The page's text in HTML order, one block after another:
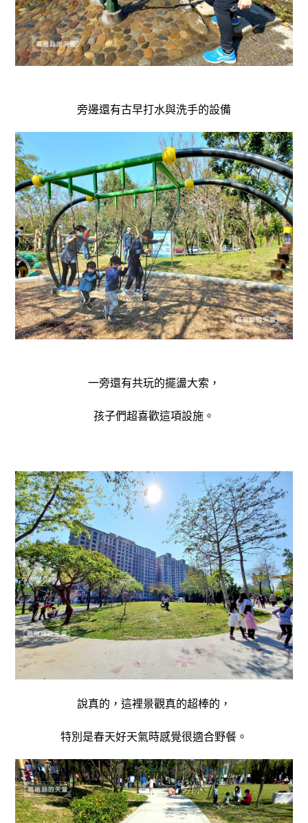
旁邊還有古早打水與洗手的設備
一旁還有共玩的擺盪大索，
孩子們超喜歡這項設施。
說真的，這裡景觀真的超棒的，
特別是春天好天氣時感覺很適合野餐。